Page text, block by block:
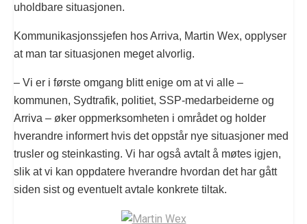
uholdbare situasjonen.
Kommunikasjonssjefen hos Arriva, Martin Wex, opplyser
at man tar situasjonen meget alvorlig.
– Vi er i første omgang blitt enige om at vi alle –
kommunen, Sydtrafik, politiet, SSP-medarbeiderne og
Arriva – øker oppmerksomheten i området og holder
hverandre informert hvis det oppstår nye situasjoner med
trusler og steinkasting. Vi har også avtalt å møtes igjen,
slik at vi kan oppdatere hverandre hvordan det har gått
siden sist og eventuelt avtale konkrete tiltak.